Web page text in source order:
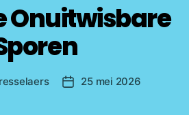
Onuitwisbare
Berichtdatum
25 mei 2026